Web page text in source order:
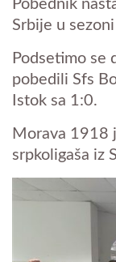
Pobednik
Srbije u
Podsetimo se
pobedili Sfs
Istok sa 1:0.
Morava 1918
srpkoligaša iz